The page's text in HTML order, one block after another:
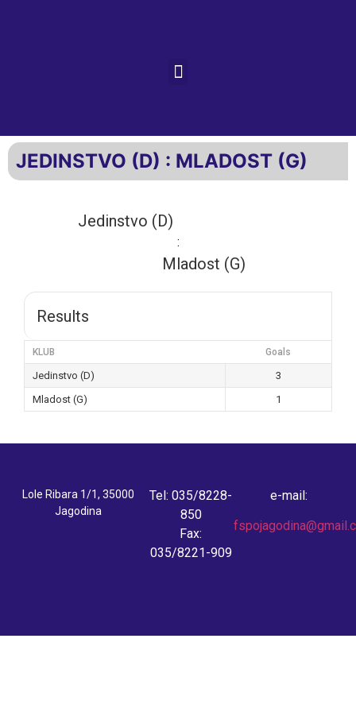
JEDINSTVO (D) : MLADOST (G)
Jedinstvo (D)
:
Mladost (G)
Results
KLUB Goals
Jedinstvo (D)
3
Mladost (G)
1
Lole Ribara 1/1, 35000
Jagodina
Tel: 035/8228-
850
Fax:
035/8221-909
e-mail: